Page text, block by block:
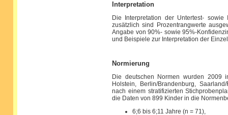
Interpretation
Die Interpretation der Untertest- sowie
zusätzlich sind Prozentrangwerte
Angabe von 90%- sowie 95%-
und Beispiele zur Interpretation der
Normierung
Die deutschen Normen wurden 2009
Holstein, Berlin/Brandenburg,
nach einem stratifizierten
die Daten von 899 Kinder in die
6;6 bis 6;11 Jahre (n = 71),